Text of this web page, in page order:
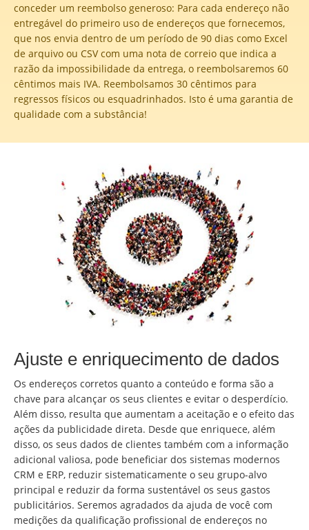
conceder um reembolso generoso: Para cada endereço não
entregável do primeiro uso de endereços que fornecemos,
que nos envia dentro de um período de 90 dias como Excel
de arquivo ou CSV com uma nota de correio que indica a
razão da impossibilidade da entrega, o reembolsaremos 60
cêntimos mais IVA. Reembolsamos 30 cêntimos para
regressos físicos ou esquadrinhados. Isto é uma garantia de
qualidade com a substância!
Ajuste e enriquecimento de dados
Os endereços corretos quanto a conteúdo e forma são a
chave para alcançar os seus clientes e evitar o desperdício.
Além disso, resulta que aumentam a aceitação e o efeito das
ações da publicidade direta. Desde que enriquece, além
disso, os seus dados de clientes também com a informação
adicional valiosa, pode beneficiar dos sistemas modernos
CRM e ERP, reduzir sistematicamente o seu grupo-alvo
principal e reduzir da forma sustentável os seus gastos
publicitários. Seremos agradados da ajuda de você com
medições da qualificação profissional de endereços no